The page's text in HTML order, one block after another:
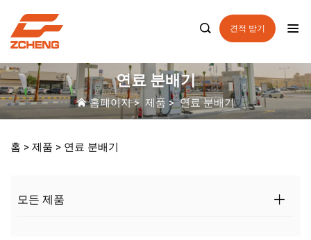
 견적 받기
연료 분배기
홈페이지> 제품 >연료 분배기
홈 > 제품 > 연료 분배기
모든 제품